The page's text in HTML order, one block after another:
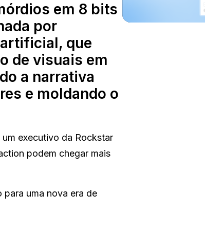
em 8 bits
por
que
de visuais em
a narrativa
e moldando o
executivo da Rockstar
podem chegar mais
uma nova era de